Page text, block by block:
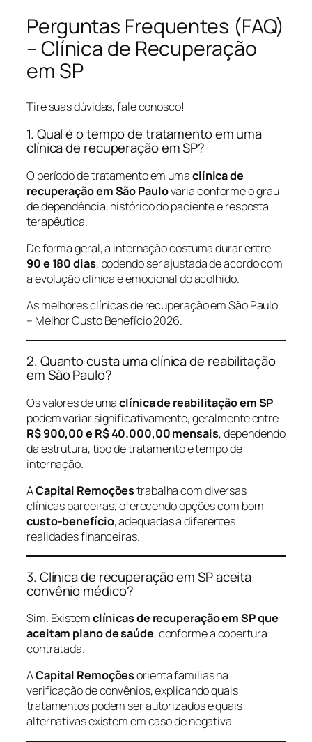
Perguntas Frequentes (FAQ)
– Clínica de Recuperação
em SP
Tire suas dúvidas, fale conosco!
1. Qual é o tempo de tratamento em uma
clínica de recuperação em SP?
O período de tratamento em umaclínica de
recuperação em São Paulovaria conforme o grau
de dependência, histórico do paciente e resposta
terapêutica.
De forma geral, a internação costuma durar entre
90 e 180 dias, podendo ser ajustada de acordo com
a evolução clínica e emocional do acolhido.
As melhores clínicas de recuperação em São Paulo
– Melhor Custo Benefício 2026.
2. Quanto custa uma clínica de reabilitação
em São Paulo?
Os valores de umaclínica de reabilitação em SP
podem variar significativamente, geralmente entre
R$ 900,00 e R$ 40.000,00 mensais, dependendo
da estrutura, tipo de tratamento e tempo de
internação.
ACapital Remoçõestrabalha com diversas
clínicas parceiras, oferecendo opções com bom
custo-benefício, adequadas a diferentes
realidades financeiras.
3. Clínica de recuperação em SP aceita
convênio médico?
Sim. Existemclínicas de recuperação em SP que
aceitam plano de saúde, conforme a cobertura
contratada.
ACapital Remoçõesorienta famílias na
verificação de convênios, explicando quais
tratamentos podem ser autorizados e quais
alternativas existem em caso de negativa.